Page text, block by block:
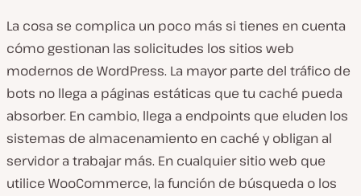
La cosa se complica un poco más si tienes en cuenta
cómo gestionan las solicitudes los sitios web
modernos de WordPress. La mayor parte del tráfico de
bots no llega a páginas estáticas que tu caché pueda
absorber. En cambio, llega a endpoints que eluden los
sistemas de almacenamiento en caché y obligan al
servidor a trabajar más. En cualquier sitio web que
utilice WooCommerce, la función de búsqueda o los